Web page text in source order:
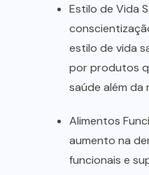
Estilo de Vida
estilo de vida
por produtos
saúde além da
Alimentos
aumento na
funcionais e